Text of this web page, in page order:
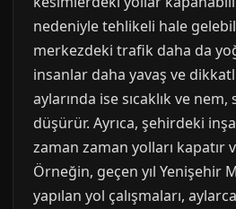
nedeniyle tehlikeli hale
merkezdeki trafik daha da
insanlar daha yavaş ve
aylarında ise sıcaklık ve
düşürür. Ayrıca, şehirdeki
zaman zaman yolları kapatır
Örneğin, geçen yıl Yenişehir
yapılan yol çalışmaları,